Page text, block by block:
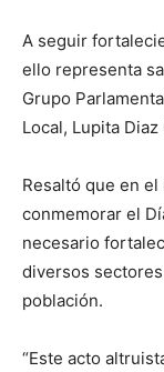
A seguir
ello representa
Grupo
Local, Lupita Diaz
Resaltó que en
conmemorar el
necesario
diversos
población.
“Este acto